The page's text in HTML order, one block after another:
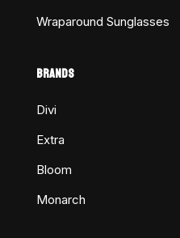
Wraparound Sunglasses
BRANDS
Divi
Extra
Bloom
Monarch